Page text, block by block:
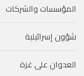
المؤسسات والشركات
شؤون إسرائيلية
العدوان على غزة